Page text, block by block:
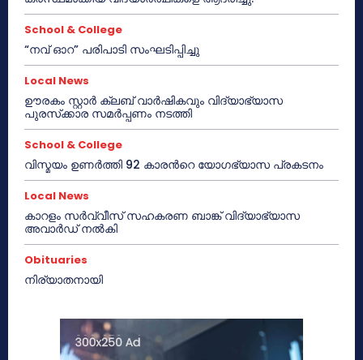
School & College
“നവ് ഓറ” പരിപാടി സംഘടിപ്പിച്ചു
Local News
ഊരകം സ്റ്റാർ ക്ലബ് വാർഷികവും വിദ്യാഭ്യാസ
പുരസ്‌ക്കാര സമർപ്പണം നടത്തി
School & College
വിസ്മയം ഉണർത്തി 92 കാരൻറെ യോഗഭ്യാസ പ്രകടനം
Local News
കാറളം സർവ്വീസ് സഹകരണ ബാങ്ക് വിദ്യാഭ്യാസ
അവാർഡ് നൽകി
Obituaries
നിര്യാതനായി